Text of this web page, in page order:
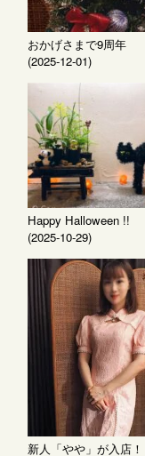
おかげさまで9周年
(2025-12-01)
Happy Halloween !!
(2025-10-29)
新人「やや」が入店！